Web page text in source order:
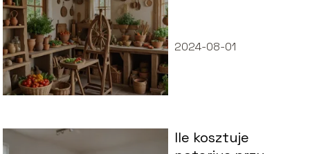
2024-08-01
Ile kosztuje